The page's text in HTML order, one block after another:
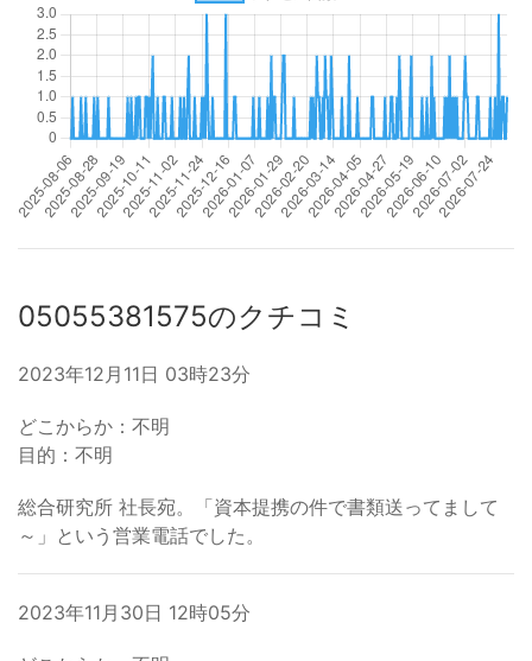
05055381575のクチコミ
2023年12月11日 03時23分
どこからか：不明
目的：不明
総合研究所 社長宛。「資本提携の件で書類送ってまして
～」という営業電話でした。
2023年11月30日 12時05分